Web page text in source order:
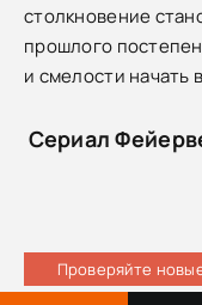
столкновение
прошлого
и смелости начать
Сериал
Проверяйте